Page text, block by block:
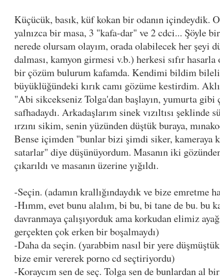
Küçücük, basık, küf kokan bir odanın içindeydik.
yalnızca bir masa, 3 "kafa-dar" ve 2 cdci... Şöyle
nerede olursam olayım, orada olabilecek her şeyi
dalması, kamyon girmesi v.b.) herkesi sıfır
bir çözüm bulurum kafamda. Kendimi bildim
büyüklüğündeki kırık camı gözüme kestirdim.
"Abi sikcekseniz Tolga'dan başlayın, yumurta
safhadaydı. Arkadaşlarım sinek vızıltısı şeklinde
ırzını sikim, senin yüzünden düştük buraya,
Bense içimden "bunlar bizi şimdi siker, kameraya
satarlar" diye düşünüyordum. Masanın iki
çıkarıldı ve masanın üzerine yığıldı.
-Seçin. (adamın krallığındaydık ve bize emretme
-Hımm, evet bunu alalım, bi bu, bi tane de bu. bu
davranmaya çalışıyorduk ama korkudan elimiz
gerçekten çok erken bir boşalmaydı)
-Daha da seçin. (yarabbim nasıl bir yere
bize emir vererek porno cd seçtiriyordu)
-Koraycım sen de seç. Tolga sen de bunlardan al